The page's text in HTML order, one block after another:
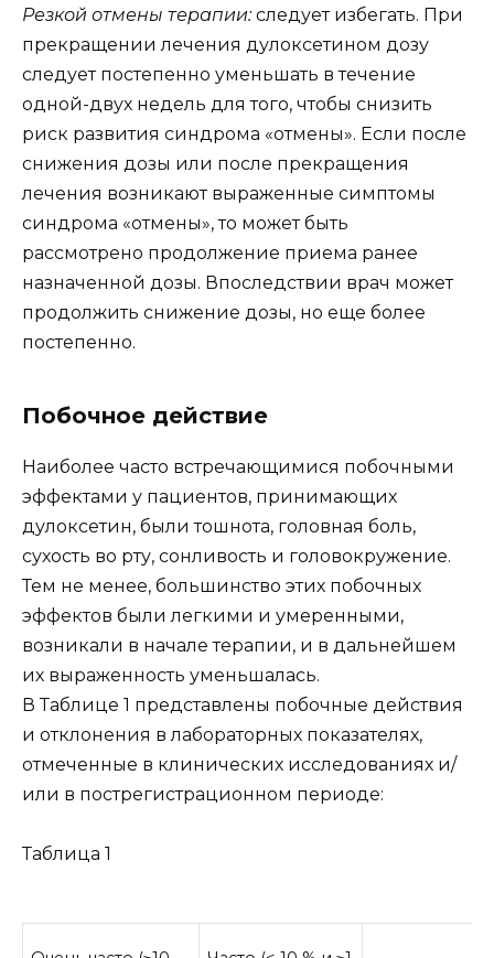
Резкой отмены терапии:следует избегать. При
прекращении лечения дулоксетином дозу
следует постепенно уменьшать в течение
одной-двух недель для того, чтобы снизить
риск развития синдрома «отмены». Если после
снижения дозы или после прекращения
лечения возникают выраженные симптомы
синдрома «отмены», то может быть
рассмотрено продолжение приема ранее
назначенной дозы. Впоследствии врач может
продолжить снижение дозы, но еще более
постепенно.
Побочное действие
Наиболее часто встречающимися побочными
эффектами у пациентов, принимающих
дулоксетин, были тошнота, головная боль,
сухость во рту, сонливость и головокружение.
Тем не менее, большинство этих побочных
эффектов были легкими и умеренными,
возникали в начале терапии, и в дальнейшем
их выраженность уменьшалась.
В Таблице 1 представлены побочные действия
и отклонения в лабораторных показателях,
отмеченные в клинических исследованиях и/
или в пострегистрационном периоде:
Таблица 1